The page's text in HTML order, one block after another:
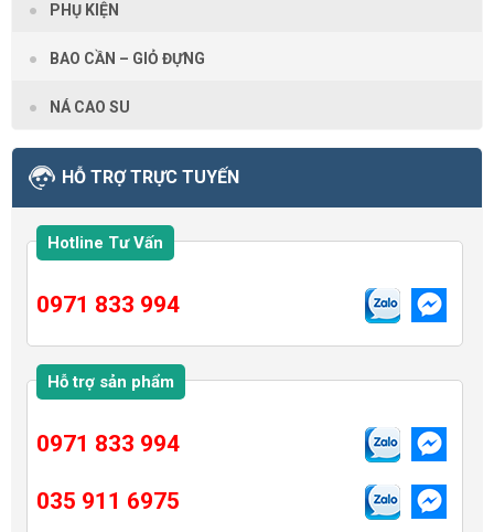
PHỤ KIỆN
BAO CẦN – GIỎ ĐỰNG
NÁ CAO SU
HỖ TRỢ TRỰC TUYẾN
Hotline Tư Vấn
0971 833 994
Hỗ trợ sản phẩm
0971 833 994
035 911 6975